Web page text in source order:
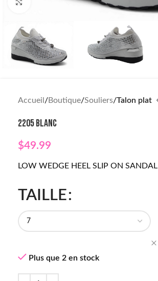
Click to enlarge
Accueil Boutique Souliers Talon plat
2205 BLANC
$49.99
LOW WEDGE HEEL SLIP ON SANDAL
TAILLE
Plus que 2 en stock